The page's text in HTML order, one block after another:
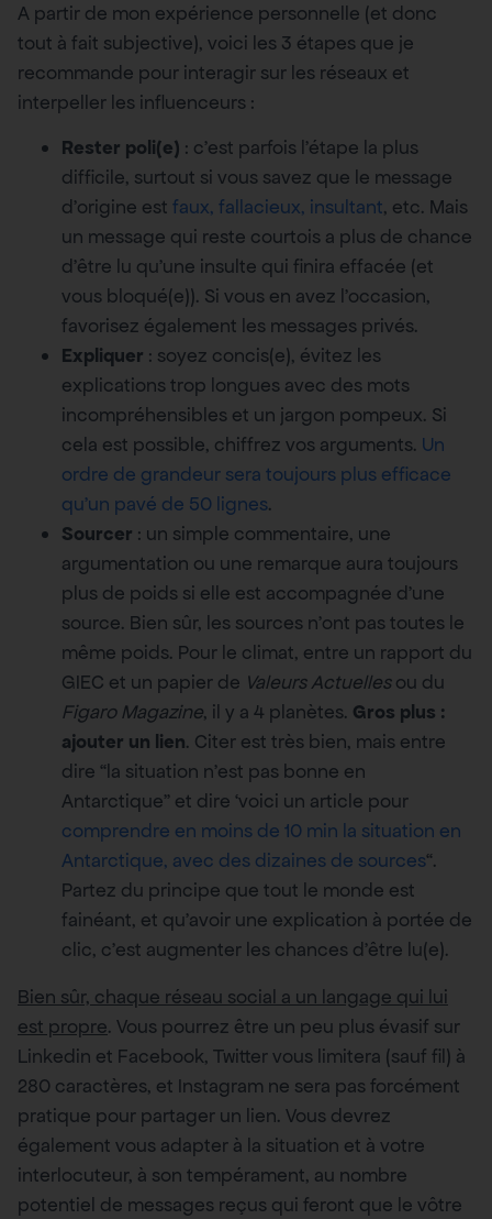
A partir de mon expérience personnelle (et donc
tout à fait subjective), voici les 3 étapes que je
recommande pour interagir sur les réseaux et
interpeller les influenceurs :
Rester poli(e) : c’est parfois l’étape la plus
difficile, surtout si vous savez que le message
d’origine est faux, fallacieux, insultant, etc. Mais
un message qui reste courtois a plus de chance
d’être lu qu’une insulte qui finira effacée (et
vous bloqué(e)). Si vous en avez l’occasion,
favorisez également les messages privés.
Expliquer : soyez concis(e), évitez les
explications trop longues avec des mots
incompréhensibles et un jargon pompeux. Si
cela est possible, chiffrez vos arguments. Un
ordre de grandeur sera toujours plus efficace
qu’un pavé de 50 lignes.
Sourcer : un simple commentaire, une
argumentation ou une remarque aura toujours
plus de poids si elle est accompagnée d’une
source. Bien sûr, les sources n’ont pas toutes le
même poids. Pour le climat, entre un rapport du
GIEC et un papier de Valeurs Actuellesou du
Figaro Magazine, il y a 4 planètes. Gros plus :
ajouter un lien. Citer est très bien, mais entre
dire “la situation n’est pas bonne en
Antarctique” et dire ‘voici un article pour
comprendre en moins de 10 min la situation en
Antarctique, avec des dizaines de sources“.
Partez du principe que tout le monde est
fainéant, et qu’avoir une explication à portée de
clic, c’est augmenter les chances d’être lu(e).
Bien sûr, chaque réseau social a un langage qui lui
est propre. Vous pourrez être un peu plus évasif sur
Linkedin et Facebook, Twitter vous limitera (sauf fil) à
280 caractères, et Instagram ne sera pas forcément
pratique pour partager un lien. Vous devrez
également vous adapter à la situation et à votre
interlocuteur, à son tempérament, au nombre
potentiel de messages reçus qui feront que le vôtre